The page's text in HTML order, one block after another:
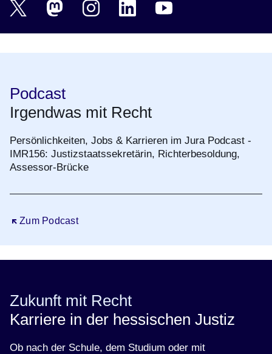
Justiz Hessen bei Twitter
Öffnet sich in einem neuen Fenster
Justiz Hessen bei Mastodon
Öffnet sich in einem neuen Fenster
Justiz Hessen bei Instagram
Öffnet sich in einem neuen Fenster
Justiz Hessen bei LinkedIn
Öffnet sich in einem neuen Fenster
Justiz Hessen bei youtube
Öffnet sich in einem
Podcast
Irgendwas mit Recht
Persönlichkeiten, Jobs & Karrieren im Jura Podcast -
IMR156: Justizstaatssekretärin, Richterbesoldung,
Assessor-Brücke
Zum Podcast
Öffnet sich in einem neuen Fenster
Zukunft mit Recht
Karriere in der hessischen Justiz
Ob nach der Schule, dem Studium oder mit